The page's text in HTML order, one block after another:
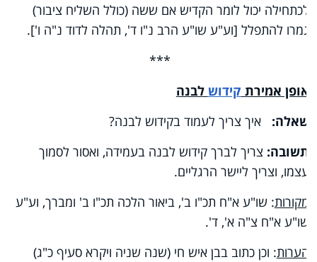
לכתחילה יכול לומר הקדיש אם ששה (כולל השליח ציבור)
גמרו להתפלל [וע"ע שו"ע הרב נ"ו ד', תהלה לדוד נ"ה ו'].
***
אופן אמירת קידוש לבנה
שאלה: איך צריך לעמוד בקידוש לבנה?
תשובה: צריך לברך קידוש לבנה בעמידה, ואסור לסמוך
עצמו, וצריך ליישר הרגליים.
מקורות: שו"ע א"ח תכ"ו ב', ביאור הלכה תכ"ו ב' ומברך, וע"ע
שו"ע א"ח צ"ה א', ד'.
הערות: וכן כתוב בבן איש חי (שנה שניה ויקרא סעיף כ"ג)